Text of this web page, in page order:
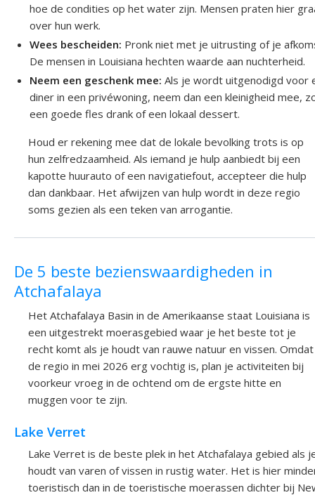
hoe de condities op het water zijn. Mensen praten hier
over hun werk.
Wees bescheiden: Pronk niet met je uitrusting of je
De mensen in Louisiana hechten waarde aan nuchterheid.
Neem een geschenk mee: Als je wordt uitgenodigd voor
diner in een privéwoning, neem dan een kleinigheid mee,
een goede fles drank of een lokaal dessert.
Houd er rekening mee dat de lokale bevolking trots is op
hun zelfredzaamheid. Als iemand je hulp aanbiedt bij een
kapotte huurauto of een navigatiefout, accepteer die hulp
dan dankbaar. Het afwijzen van hulp wordt in deze regio
soms gezien als een teken van arrogantie.
De 5 beste bezienswaardigheden in
Atchafalaya
Het Atchafalaya Basin in de Amerikaanse staat Louisiana is
een uitgestrekt moerasgebied waar je het beste tot je
recht komt als je houdt van rauwe natuur en vissen. Omdat
de regio in mei 2026 erg vochtig is, plan je activiteiten bij
voorkeur vroeg in de ochtend om de ergste hitte en
muggen voor te zijn.
Lake Verret
Lake Verret is de beste plek in het Atchafalaya gebied als
houdt van varen of vissen in rustig water. Het is hier
toeristisch dan in de toeristische moerassen dichter bij